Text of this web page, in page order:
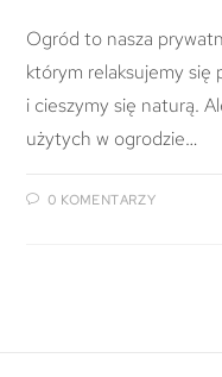
Ogród to nasza
którym relaksujemy się
i cieszymy się naturą.
użytych w ogrodzie…
0 KOMENTARZY